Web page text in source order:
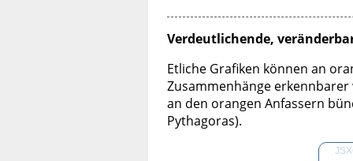
Verdeutlichende,
Etliche Grafiken können an
Zusammenhänge
an den orangen Anfassern
Pythagoras).